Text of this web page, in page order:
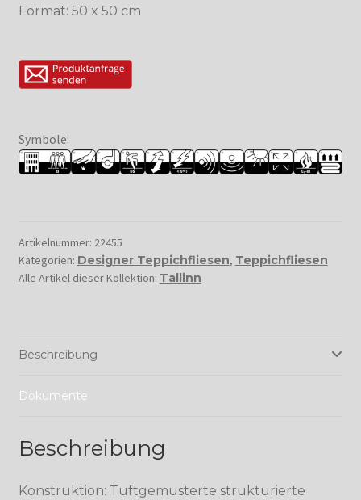
Format: 50 x 50 cm
Symbole:
Artikelnummer: 22455
Kategorien: Designer Teppichfliesen, Teppichfliesen
Alle Artikel dieser Kollektion: Tallinn
Beschreibung
Dokumente
Beschreibung
Konstruktion: Tuftgemusterte strukturierte